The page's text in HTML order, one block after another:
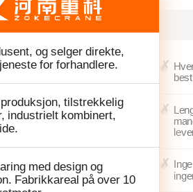
og selger direkte,
for forhandlere.
tilstrekkelig
industrielt kombinert,
med design og
Fabrikkareal på over 10